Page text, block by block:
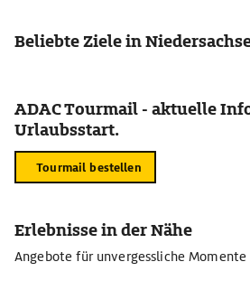
Beliebte Ziele in
ADAC Tourmail - aktuelle
Urlaubsstart.
Tourmail bestellen
Erlebnisse in der Nähe
Angebote für unvergessliche Momente